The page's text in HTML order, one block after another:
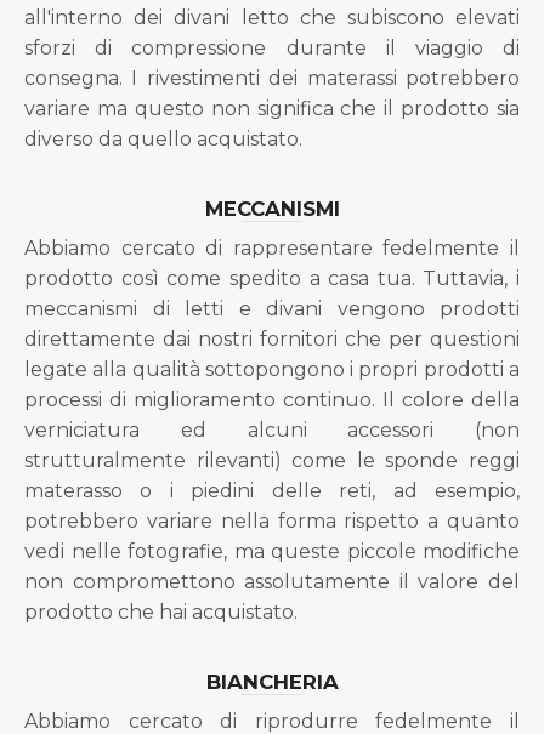
all'interno dei divani letto che subiscono elevati
sforzi di compressione durante il viaggio di
consegna. I rivestimenti dei materassi potrebbero
variare ma questo non significa che il prodotto sia
diverso da quello acquistato.
MECCANISMI
Abbiamo cercato di rappresentare fedelmente il
prodotto così come spedito a casa tua. Tuttavia, i
meccanismi di letti e divani vengono prodotti
direttamente dai nostri fornitori che per questioni
legate alla qualità sottopongono i propri prodotti a
processi di miglioramento continuo. Il colore della
verniciatura ed alcuni accessori (non
strutturalmente rilevanti) come le sponde reggi
materasso o i piedini delle reti, ad esempio,
potrebbero variare nella forma rispetto a quanto
vedi nelle fotografie, ma queste piccole modifiche
non compromettono assolutamente il valore del
prodotto che hai acquistato.
BIANCHERIA
Abbiamo cercato di riprodurre fedelmente il